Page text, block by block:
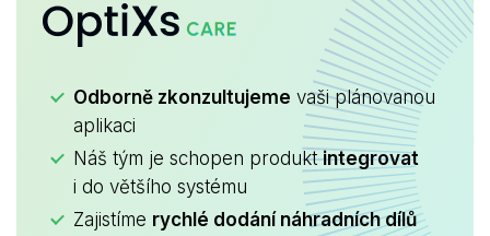
OptiXsCARE
Odborně zkonzultujeme vaši plánovanou
aplikaci
Náš tým je schopen produktintegrovat
i do většího systému
Zajistíme rychlé dodání náhradních dílů